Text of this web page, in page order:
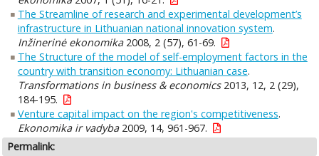
The Streamline of research and experimental development’s
infrastructure in Lithuanian national innovation system.
Inžinerinė ekonomika2008, 2 (57), 61-69.
The Structure of the model of self-employment factors in the
country with transition economy: Lithuanian case.
Transformations in business & economics2013, 12, 2 (29),
184-195.
Venture capital impact on the region's competitiveness.
Ekonomika ir vadyba2009, 14, 961-967.
Permalink: